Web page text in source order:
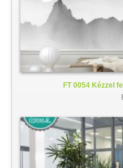
FT 0054 Kézzel